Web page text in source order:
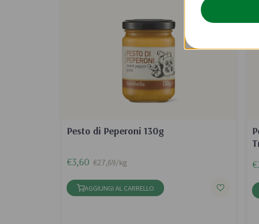
Pesto di Peperoni 130g
€3,60 €27,69/kg
AGGIUNGI AL CARRELLO